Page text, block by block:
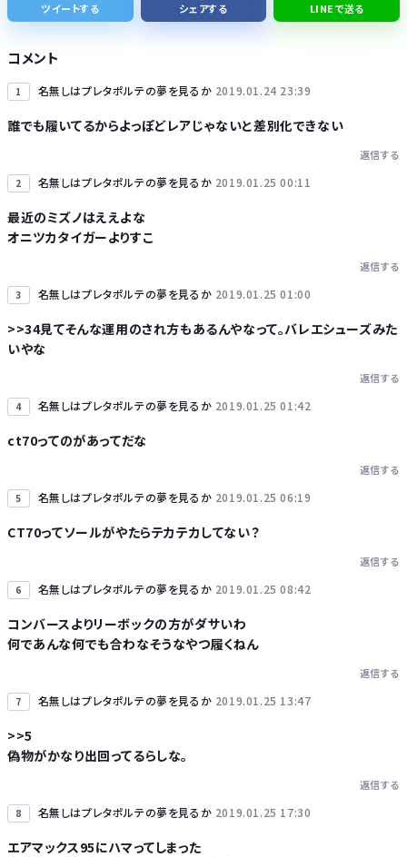
ツイートする シェアする LINEで送る
コメント
1 名無しはプレタポルテの夢を見るか 2019.01.24 23:39
誰でも履いてるからよっぽどレアじゃないと差別化できない
返信する
2 名無しはプレタポルテの夢を見るか 2019.01.25 00:11
最近のミズノはええよな
オニツカタイガーよりすこ
返信する
3 名無しはプレタポルテの夢を見るか 2019.01.25 01:00
>>34見てそんな運用のされ方もあるんやなって。バレエシューズみた
いやな
返信する
4 名無しはプレタポルテの夢を見るか 2019.01.25 01:42
ct70ってのがあってだな
返信する
5 名無しはプレタポルテの夢を見るか 2019.01.25 06:19
CT70ってソールがやたらテカテカしてない？
返信する
6 名無しはプレタポルテの夢を見るか 2019.01.25 08:42
コンバースよりリーボックの方がダサいわ
何であんな何でも合わなそうなやつ履くねん
返信する
7 名無しはプレタポルテの夢を見るか 2019.01.25 13:47
>>5
偽物がかなり出回ってるらしな。
返信する
8 名無しはプレタポルテの夢を見るか 2019.01.25 17:30
エアマックス95にハマってしまった